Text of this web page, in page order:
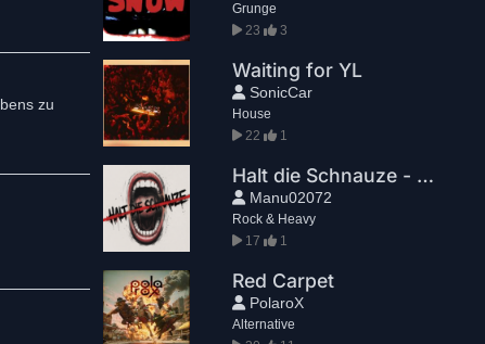
zu
Grunge
23
3
Waiting for YL
SonicCar
House
22
1
Halt die Schnauze - Emotions in queue
Manu02072
Rock & Heavy
17
1
Red Carpet
PolaroX
Alternative